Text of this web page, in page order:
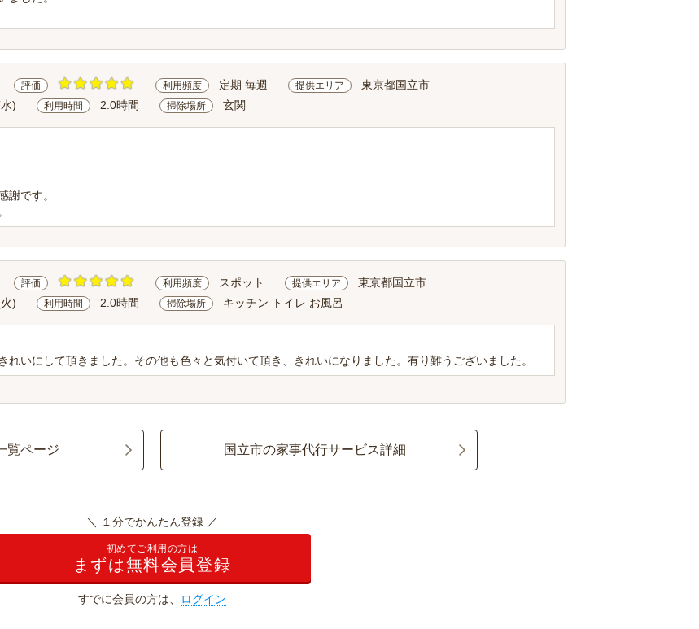
評価 利用頻度 定期 毎週 提供エリア 東京都国立市
) 利用時間 2.0時間 掃除場所 玄関
謝です。
評価 利用頻度 スポット 提供エリア 東京都国立市
) 利用時間 2.0時間 掃除場所 キッチン トイレ お風呂
れいにして頂きました。その他も色々と気付いて頂き、きれいになりました。有り難うございました。
覧ページ 国立市の家事代行サービス詳細
＼ １分でかんたん登録 ／
初めてご利用の方は
まずは無料会員登録
すでに会員の方は、 ログイン